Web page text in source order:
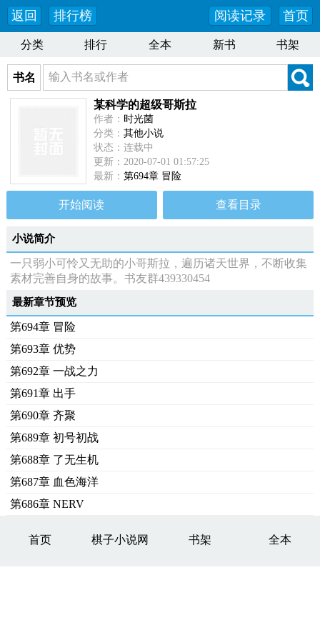
返回 排行榜 首页
阅读记录
分类 排行 全本 新书 书架
书名
某科学的超级哥斯拉
作者： 时光菌
分类： 其他小说
状态：连载中
更新：2020-07-01 01:57:25
最新： 第694章 冒险
开始阅读 查看目录
小说简介
一只弱小可怜又无助的小哥斯拉，遍历诸天世界，不断收集
素材完善自身的故事。书友群439330454
最新章节预览
第694章 冒险
第693章 优势
第692章 一战之力
第691章 出手
第690章 齐聚
第689章 初号初战
第688章 了无生机
第687章 血色海洋
第686章 NERV
首页 棋子小说网 书架 全本